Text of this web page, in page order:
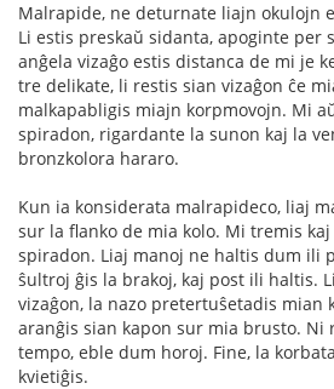
Malrapide, ne deturnate liajn okulojn
Li estis preskaŭ sidanta, apoginte per
anĝela vizaĝo estis distanca de mi je
tre delikate, li restis sian vizaĝon ĉe
malkapabligis miajn korpmovojn. Mi
spiradon, rigardante la sunon kaj la
bronzkolora hararo.
Kun ia konsiderata malrapideco, liaj
sur la flanko de mia kolo. Mi tremis
spiradon. Liaj manoj ne haltis dum ili
ŝultroj ĝis la brakoj, kaj post ili haltis.
vizaĝon, la nazo pretertuŝetadis mian
aranĝis sian kapon sur mia brusto. Ni
tempo, eble dum horoj. Fine, la
kvietiĝis.